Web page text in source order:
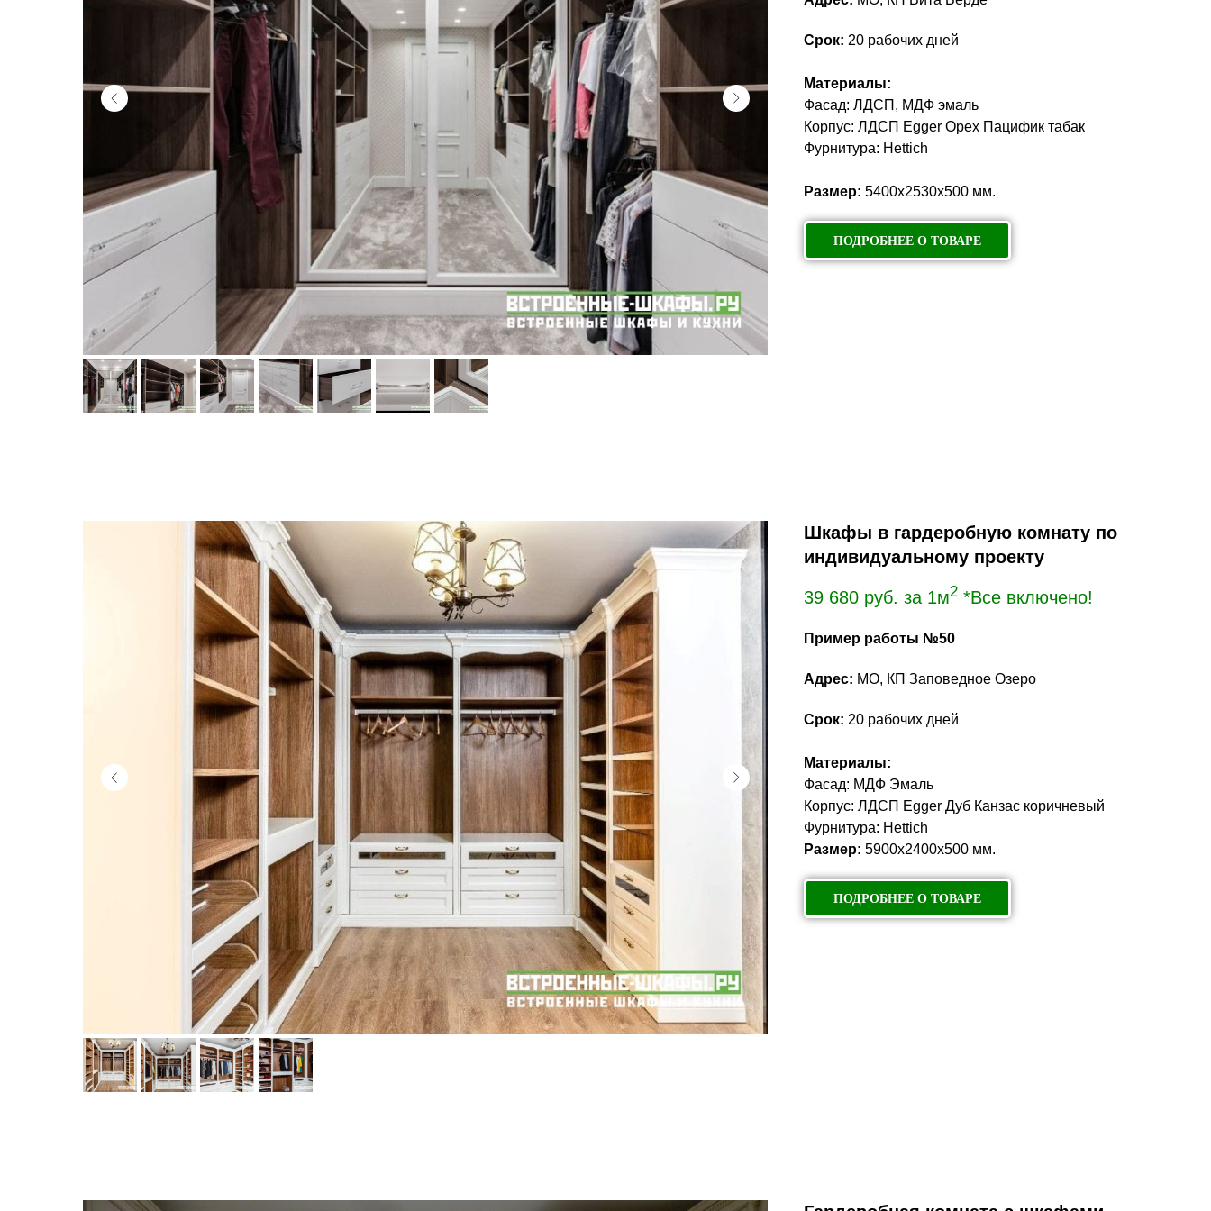
Почему выбирают нас
Мы создаем мебель, в которой каждая деталь продумана и оправдана.
Вы получаете:
комплексный подход к проектированию
точные замеры и адаптацию под пространство
премиальные материалы и надежную фурнитуру
соблюдение сроков и высокий уровень исполнения
Каждая гардеробная — это результат внимательной работы дизайнеров и
технологов, ориентированных на создание безупречного результата.
Как заказать
Чтобы заказать шкафы в гардеробную, достаточно связаться с нами
удобным способом. Вы можете предоставить размеры помещения,
референсы или пожелания — мы разработаем концепцию и предложим
оптимальное решение:
деталь работает на комфорт, порядок и визуальную гармонию.
Срок: 20 рабочих дней
Материалы:
Фасад: ЛДСП, МДФ эмаль
Корпус: ЛДСП Egger Орех Пацифик табак
Фурнитура: Hettich
Размер: 5400х2530х500 мм.
ПОДРОБНЕЕ О ТОВАРЕ
Шкафы в гардеробную комнату по
индивидуальному проекту
39 680 руб. за 1м2 *Все включено!
Пример работы №50
Адрес: МО, КП Заповедное Озеро
Срок: 20 рабочих дней
Материалы:
Фасад: МДФ Эмаль
Корпус: ЛДСП Egger Дуб Канзас коричневый
Фурнитура: Hettich
Размер: 5900х2400х500 мм.
ПОДРОБНЕЕ О ТОВАРЕ